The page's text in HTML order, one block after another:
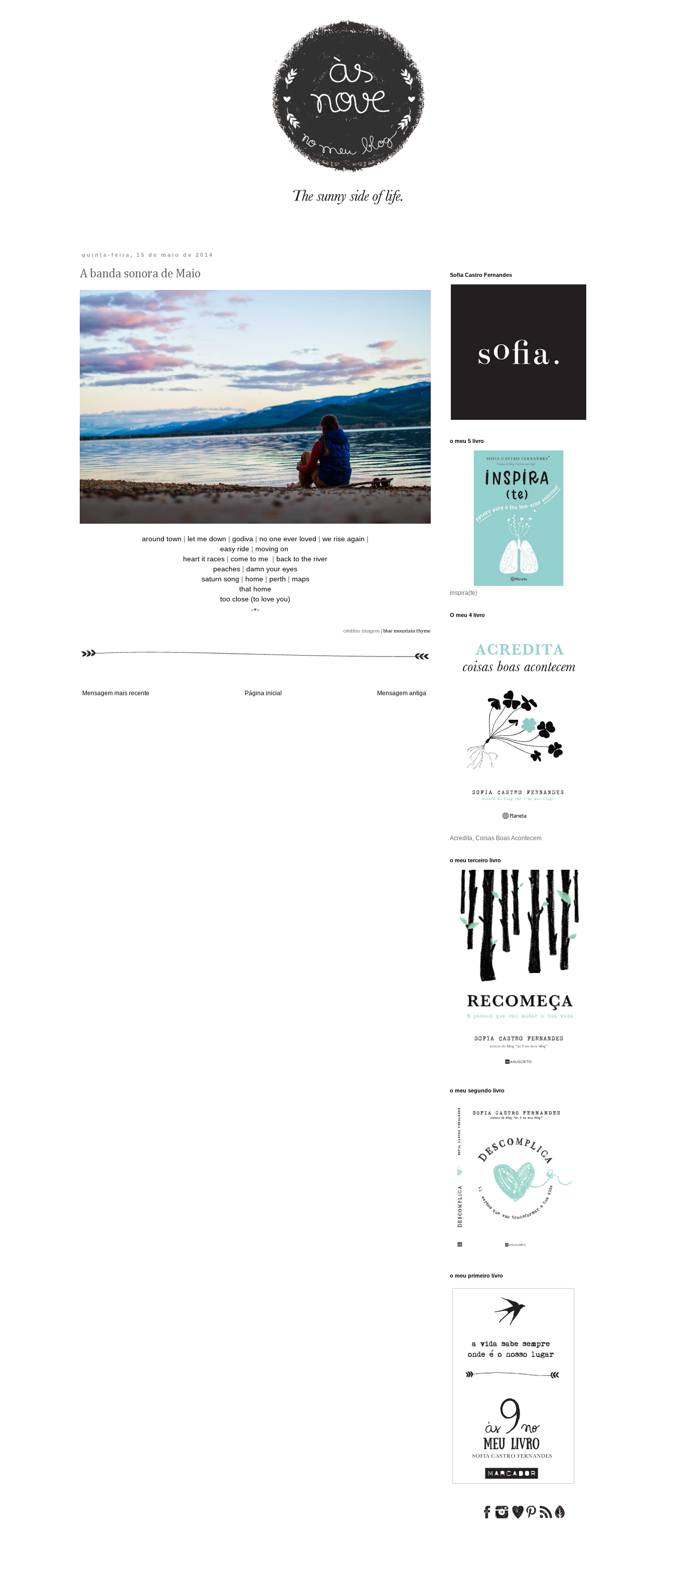
quinta-feira, 15 de maio de 2014
A banda sonora de Maio
around town | let me down | godiva | no one ever loved | we rise again |
easy ride | moving on
heart it races | come to me | back to the river
peaches | damn your eyes
saturn song | home| perth | maps
that home
too close (to love you)
»♥«
créditos imagem | blue mountain thyme
Mensagem mais recente Mensagem antiga
Página inicial
Sofia Castro Fernandes
o meu 5 livro
inspira(te)
O meu 4 livro
Acredita, Coisas Boas Acontecem
o meu terceiro livro
o meu segundo livro
o meu primeiro livro